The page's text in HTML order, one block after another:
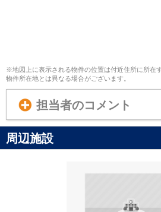
※地図上に表示される物件の位置は付近住所に所在
物件所在地とは異なる場合がございます。
担当者のコメント
周辺施設